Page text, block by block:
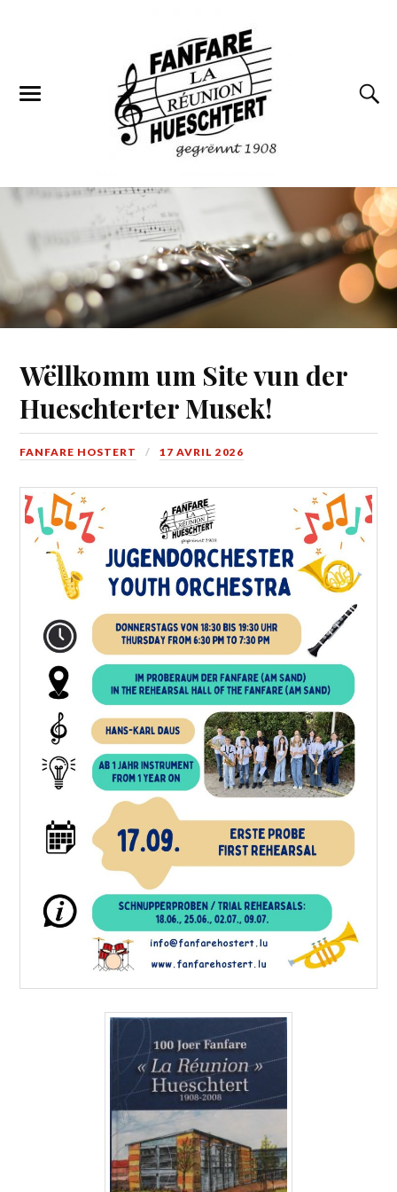
Wëllkomm um Site vun der
Hueschterter Musek!
FANFARE HOSTERT 17 AVRIL 2026